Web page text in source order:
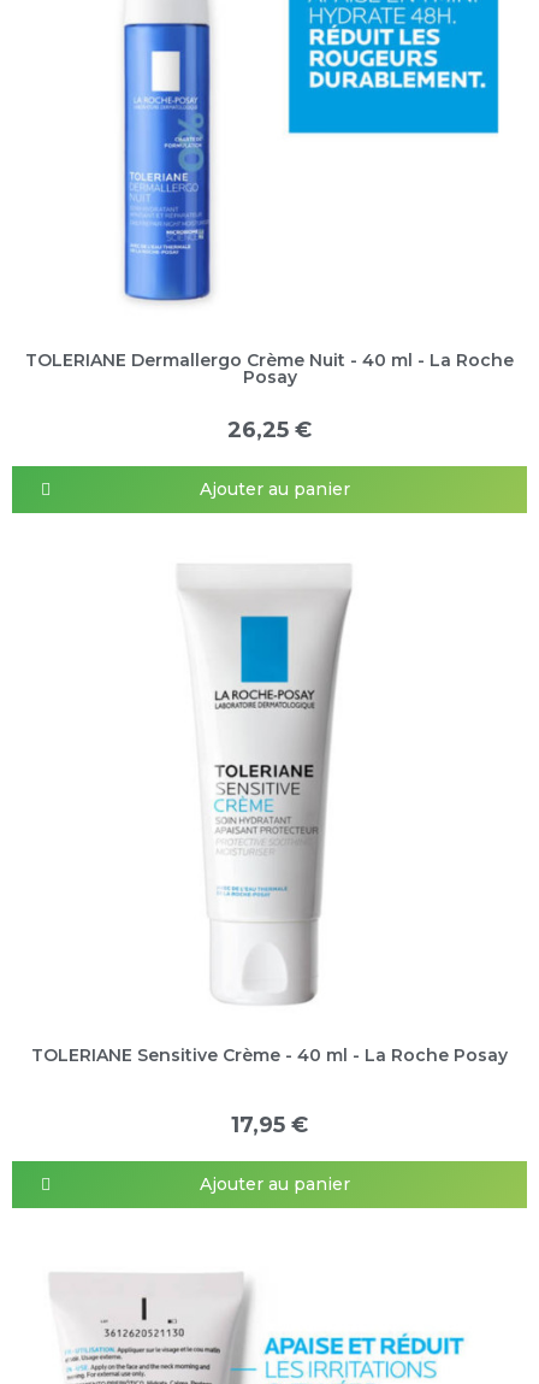
TOLERIANE Dermallergo Crème Nuit - 40 ml - La Roche
Posay
26,25 €
Ajouter au panier
TOLERIANE Sensitive Crème - 40 ml - La Roche Posay
17,95 €
Ajouter au panier